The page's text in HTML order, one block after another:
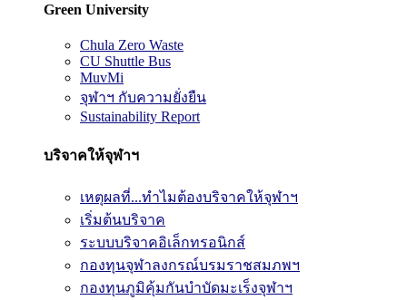
Green University
Chula Zero Waste
CU Shuttle Bus
MuvMi
จุฬาฯ กับความยั่งยืน
Sustainability Report
บริจาคให้จุฬาฯ
เหตุผลที่...ทำไมต้องบริจาคให้จุฬาฯ
เริ่มต้นบริจาค
ระบบบริจาคอิเล็กทรอนิกส์
กองทุนจุฬาลงกรณ์บรมราชสมภพฯ
กองทุนภูมิคุ้มกันบำบัดมะเร็งจุฬาฯ